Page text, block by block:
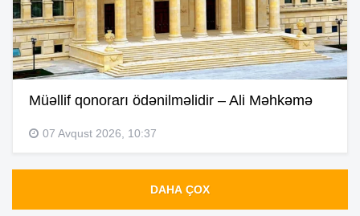
Müəllif qonorarı ödənilməlidir – Ali Məhkəmə
07 Avqust 2026, 10:37
DAHA ÇOX